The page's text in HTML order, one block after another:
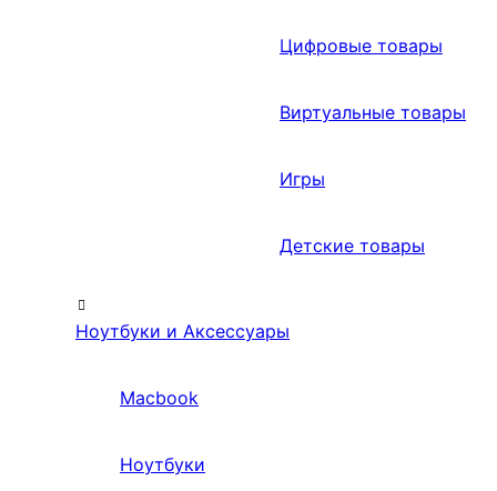
Цифровые товары
Виртуальные товары
Игры
Детские товары
Ноутбуки и Аксессуары
Macbook
Ноутбуки